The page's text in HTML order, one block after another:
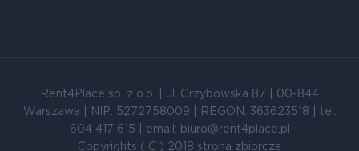
Rent4Place sp. z o.o. | ul. Grzybowska 87 | 00-844
Warszawa | NIP: 5272758009 | REGON: 363623518 | tel:
604 417 615 | email: biuro@rent4place.pl
Copyrights ( C ) 2018 strona zbiorcza